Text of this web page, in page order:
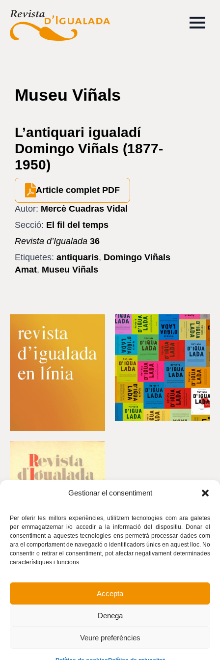
Gestionar el consentiment
Per oferir les millors experiències, utilitzem tecnologies com ara galetes
per emmagatzemar i/o accedir a la informació del dispositiu. Donar el
consentiment a aquestes tecnologies ens permetrà processar dades com
ara el comportament de navegació o identificadors únics en aquest lloc. No
consentir o retirar el consentiment, pot afectar negativament determinades
característiques i funcions.
Accepta
Denega
Veure preferències
Museu Viñals
L’antiquari igualadí
Domingo Viñals (1877-
1950)
Article complet PDF
Autor: Mercè Cuadras Vidal
Secció: El fil del temps
Revista d’Igualada 36
Etiquetes: antiquaris, Domingo Viñals
Amat, Museu Viñals